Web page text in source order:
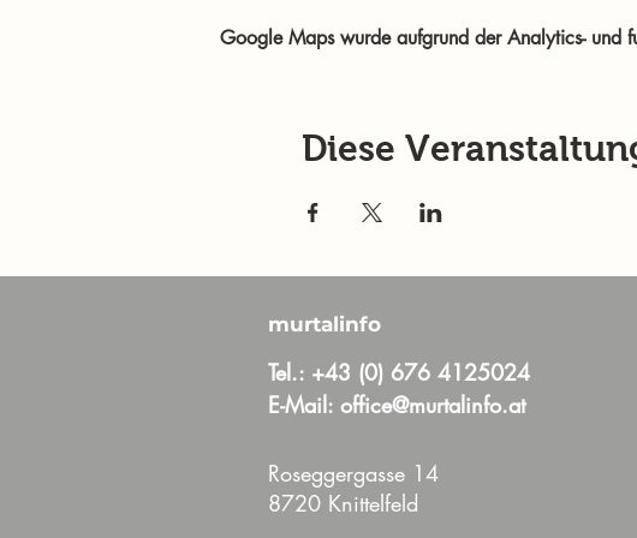
Google Maps wurde aufgrund der Analytics- und
Diese
murtalinfo
Tel.: +43 (0) 676 4125024
E-Mail: office@murtalinfo.at
Roseggergasse 14
8720 Knittelfeld